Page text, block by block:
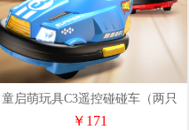
童启萌玩具C3遥控碰碰车（两只
装）
￥171